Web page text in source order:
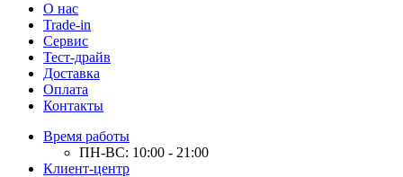
О нас
Trade-in
Сервис
Тест-драйв
Доставка
Оплата
Контакты
Время работы
ПН-ВС: 10:00 - 21:00
Клиент-центр